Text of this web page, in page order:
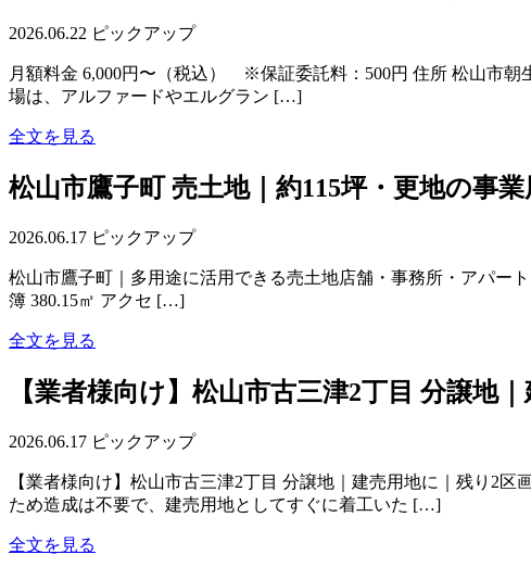
2026.06.22 ピックアップ
月額料金 6,000円〜（税込） ※保証委託料：500円 住所 松山市朝
場は、アルファードやエルグラン […]
全文を見る
松山市鷹子町 売土地｜約115坪・更地の事
2026.06.17 ピックアップ
松山市鷹子町｜多用途に活用できる売土地店舗・事務所・アパー
簿 380.15㎡ アクセ […]
全文を見る
【業者様向け】松山市古三津2丁目 分譲地
2026.06.17 ピックアップ
【業者様向け】松山市古三津2丁目 分譲地｜建売用地に｜残り2
ため造成は不要で、建売用地としてすぐに着工いた […]
全文を見る